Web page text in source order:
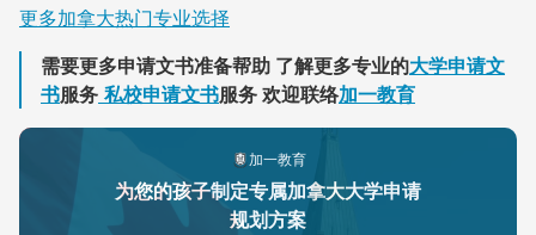
更多加拿大热门专业选择
需要更多申请文书准备帮助 了解更多专业的大学申请文
书服务 私校申请文书服务 欢迎联络加一教育
加一教育
为您的孩子制定专属加拿大大学申请
规划方案